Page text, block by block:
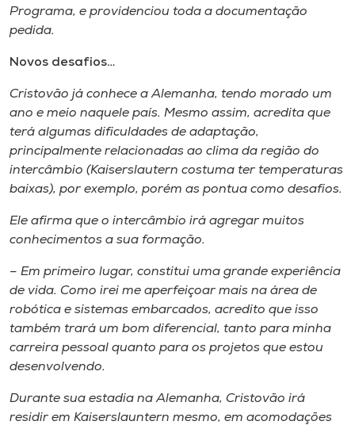
Programa, e providenciou toda a documentação
pedida.
Novos desafios…
Cristovão já conhece a Alemanha, tendo morado um
ano e meio naquele país. Mesmo assim, acredita que
terá algumas dificuldades de adaptação,
principalmente relacionadas ao clima da região do
intercâmbio (Kaiserslautern costuma ter temperaturas
baixas), por exemplo, porém as pontua como desafios.
Ele afirma que o intercâmbio irá agregar muitos
conhecimentos a sua formação.
– Em primeiro lugar, constitui uma grande experiência
de vida. Como irei me aperfeiçoar mais na área de
robótica e sistemas embarcados, acredito que isso
também trará um bom diferencial, tanto para minha
carreira pessoal quanto para os projetos que estou
desenvolvendo.
Durante sua estadia na Alemanha, Cristovão irá
residir em Kaiserslauntern mesmo, em acomodações